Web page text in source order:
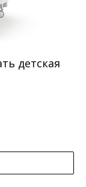
детская